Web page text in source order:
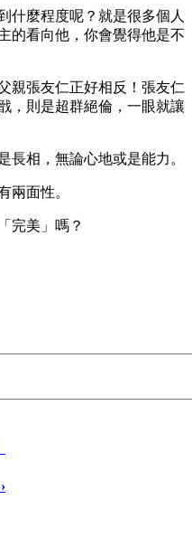
什麼程度呢？就是很多個人
的看向他，你會覺得他是不
親張友仁正好相反！張友仁
，則是超群絕倫，一眼就讓
長相，無論心地或是能力。
兩面性。
完美」嗎？
›